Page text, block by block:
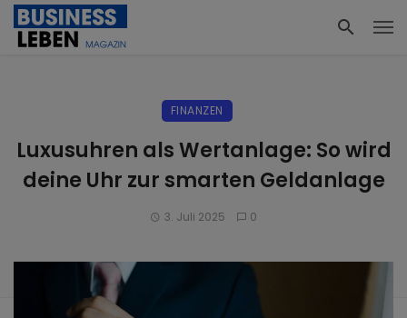
FINANZEN
Luxusuhren als Wertanlage: So wird
deine Uhr zur smarten Geldanlage
3. Juli 2025 0